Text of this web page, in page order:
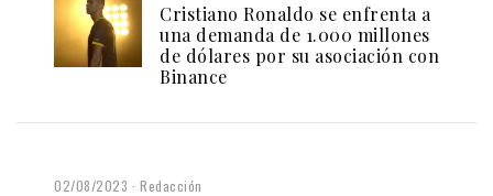
Cristiano Ronaldo se enfrenta a
una demanda de 1.000 millones
de dólares por su asociación con
Binance
02/08/2023 Redacción